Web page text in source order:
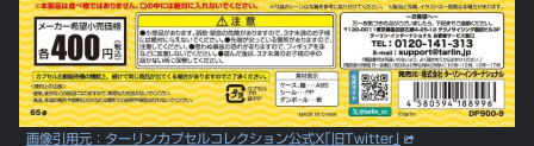
画像引用元：ターリンカプセルコレクション公式X｢旧Twitter｣